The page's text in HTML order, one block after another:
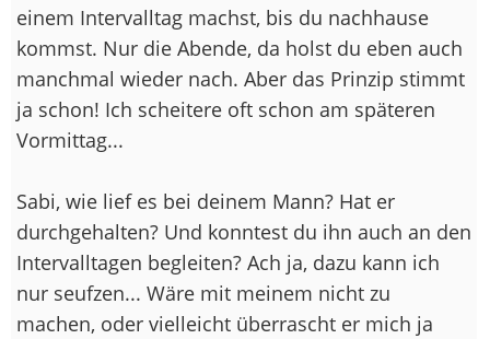
einem Intervalltag machst, bis du nachhause
kommst. Nur die Abende, da holst du eben auch
manchmal wieder nach. Aber das Prinzip stimmt
ja schon! Ich scheitere oft schon am späteren
Vormittag...
Sabi, wie lief es bei deinem Mann? Hat er
durchgehalten? Und konntest du ihn auch an den
Intervalltagen begleiten? Ach ja, dazu kann ich
nur seufzen... Wäre mit meinem nicht zu
machen, oder vielleicht überrascht er mich ja